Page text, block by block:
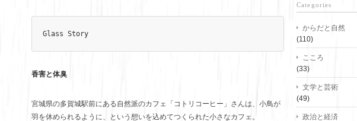
Glass Story
香害と体臭
宮城県の多賀城駅前にある自然派のカフェ「コトリコーヒー」さんは、小鳥が
羽を休められるように、という想いを込めてつくられた小さなカフェ。
Categories
からだと自然
(110)
こころ
(33)
文学と芸術
(49)
政治と経済